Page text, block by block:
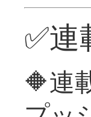
✅
🔶連